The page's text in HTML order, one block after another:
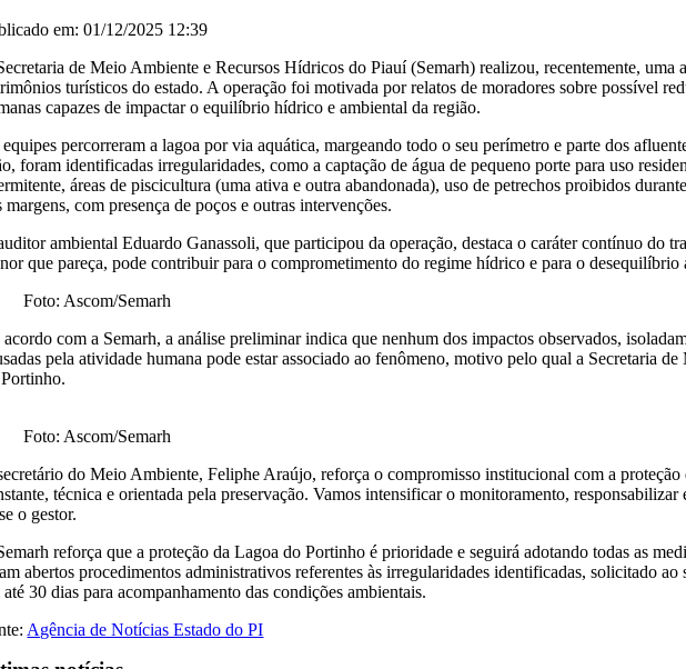
em: 01/12/2025 12:39
de Meio Ambiente e Recursos Hídricos do Piauí (Semarh) realizou, recentemente,
turísticos do estado. A operação foi motivada por relatos de moradores sobre possível
capazes de impactar o equilíbrio hídrico e ambiental da região.
percorreram a lagoa por via aquática, margeando todo o seu perímetro e parte dos
foram identificadas irregularidades, como a captação de água de pequeno porte para uso
áreas de piscicultura (uma ativa e outra abandonada), uso de petrechos proibidos
margens, com presença de poços e outras intervenções.
ambiental Eduardo Ganassoli, que participou da operação, destaca o caráter contínuo
que pareça, pode contribuir para o comprometimento do regime hídrico e para o
Foto: Ascom/Semarh
acordo com a Semarh, a análise preliminar indica que nenhum dos impactos observados,
pela atividade humana pode estar associado ao fenômeno, motivo pelo qual a
Foto: Ascom/Semarh
do Meio Ambiente, Feliphe Araújo, reforça o compromisso institucional com a
técnica e orientada pela preservação. Vamos intensificar o monitoramento,
o gestor.
reforça que a proteção da Lagoa do Portinho é prioridade e seguirá adotando todas as
abertos procedimentos administrativos referentes às irregularidades identificadas, solicitado
até 30 dias para acompanhamento das condições ambientais.
Agência de Notícias Estado do PI